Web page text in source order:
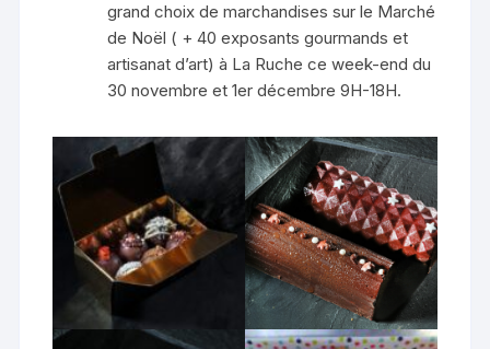
grand choix de marchandises sur le Marché
de Noël ( + 40 exposants gourmands et
artisanat d’art) à La Ruche ce week-end du
30 novembre et 1er décembre 9H-18H.